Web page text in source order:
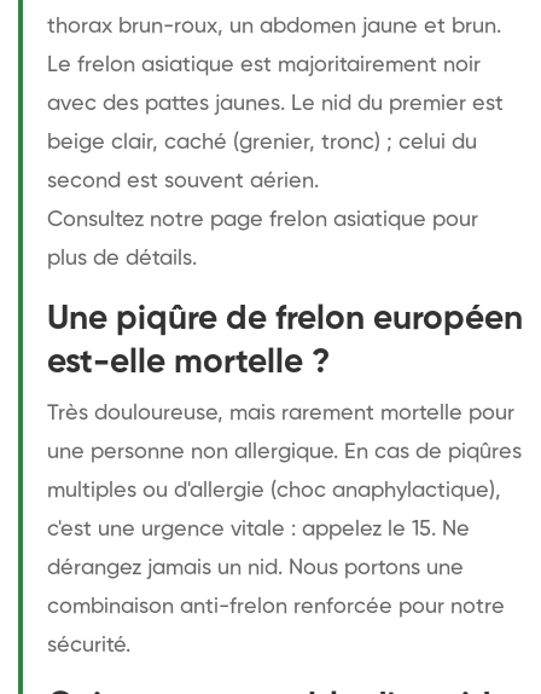
thorax brun-roux, un abdomen jaune et brun.
Le frelon asiatique est majoritairement noir
avec des pattes jaunes. Le nid du premier est
beige clair, caché (grenier, tronc) ; celui du
second est souvent aérien.
Consultez notre page frelon asiatique pour
plus de détails.
Une piqûre de frelon européen
est-elle mortelle ?
Très douloureuse, mais rarement mortelle pour
une personne non allergique. En cas de piqûres
multiples ou d'allergie (choc anaphylactique),
c'est une urgence vitale : appelez le 15. Ne
dérangez jamais un nid. Nous portons une
combinaison anti-frelon renforcée pour notre
sécurité.